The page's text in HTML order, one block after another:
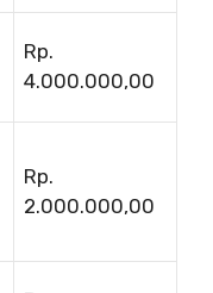
Rp.
4.000.000,00
Rp.
2.000.000,00